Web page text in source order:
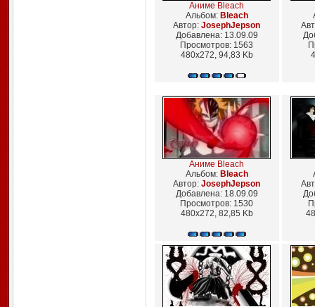
Аниме Bleach
Альбом: Bleach
Автор: JosephJepson
Добавлена: 13.09.09
Просмотров: 1563
480x272, 94,83 Kb
Аниме Bleach
Альбом: Bleach
Автор: JosephJepson
Добавлена: 18.09.09
Просмотров: 1530
480x272, 82,85 Kb